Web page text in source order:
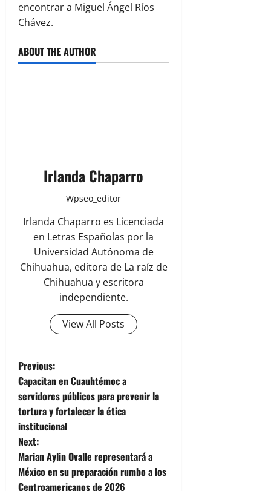
encontrar a Miguel Ángel Ríos
Chávez.
ABOUT THE AUTHOR
Irlanda Chaparro
Wpseo_editor
Irlanda Chaparro es Licenciada
en Letras Españolas por la
Universidad Autónoma de
Chihuahua, editora de La raíz de
Chihuahua y escritora
independiente.
View All Posts
P
o
s
t
n
Previous:
Capacitan en Cuauhtémoc a
servidores públicos para prevenir la
tortura y fortalecer la ética
institucional
Next:
Marian Aylin Ovalle representará a
México en su preparación rumbo a los
Centroamericanos de 2026